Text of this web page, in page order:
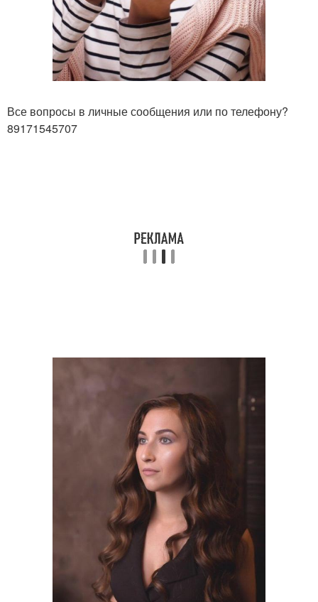
Все вопросы в личные сообщения или по телефону?
89171545707